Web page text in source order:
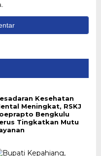
Kesehatan
Meningkat, RSKJ
Bengkulu
Tingkatkan Mutu